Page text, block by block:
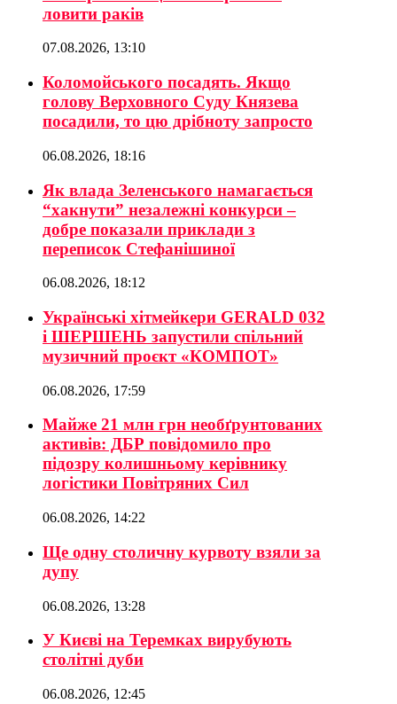
ловити раків
07.08.2026, 13:10
Коломойського посадять. Якщо
голову Верховного Суду Князева
посадили, то цю дрібноту запросто
06.08.2026, 18:16
Як влада Зеленського намагається
“хакнути” незалежні конкурси –
добре показали приклади з
переписок Стефанішиної
06.08.2026, 18:12
Українські хітмейкери GERALD 032
і ШЕРШЕНЬ запустили спільний
музичний проєкт «КОМПОТ»
06.08.2026, 17:59
Майже 21 млн грн необґрунтованих
активів: ДБР повідомило про
підозру колишньому керівнику
логістики Повітряних Сил
06.08.2026, 14:22
Ще одну столичну курвоту взяли за
дупу
06.08.2026, 13:28
У Києві на Теремках вирубують
столітні дуби
06.08.2026, 12:45